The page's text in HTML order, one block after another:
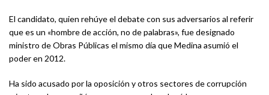
El candidato, quien rehúye el debate con sus adversarios al referir
que es un «hombre de acción, no de palabras», fue designado
ministro de Obras Públicas el mismo día que Medina asumió el
poder en 2012.
Ha sido acusado por la oposición y otros sectores de corrupción